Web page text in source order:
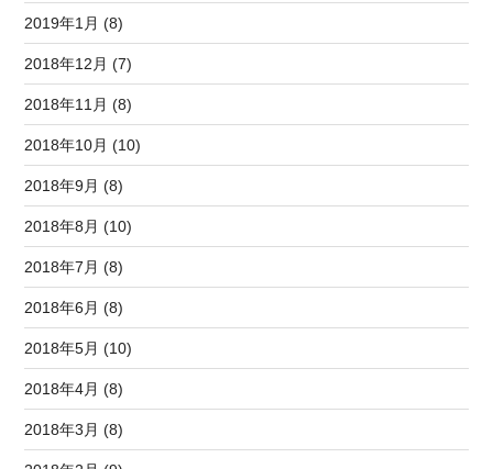
2019年1月 (8)
2018年12月 (7)
2018年11月 (8)
2018年10月 (10)
2018年9月 (8)
2018年8月 (10)
2018年7月 (8)
2018年6月 (8)
2018年5月 (10)
2018年4月 (8)
2018年3月 (8)